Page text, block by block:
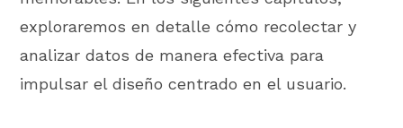
exploraremos en detalle cómo recolectar y
analizar datos de manera efectiva para
impulsar el diseño centrado en el usuario.